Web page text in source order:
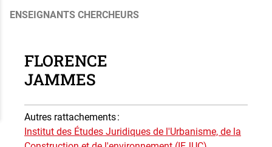
ENSEIGNANTS CHERCHEURS
FLORENCE
JAMMES
Autres rattachements:
Institut des Études Juridiques de l'Urbanisme, de la